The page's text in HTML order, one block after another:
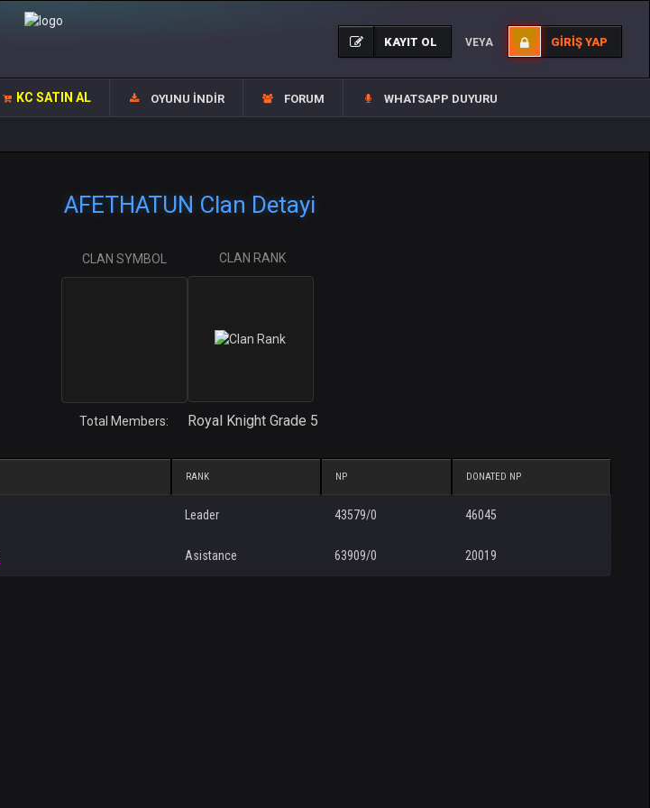
KAYIT OL VEYA GIRIŞ YAP
KC SATIN AL OYUNU İNDIR FORUM WHATSAPP DUYURU
AFETHATUN Clan Detayi
CLAN SYMBOL
Total Members:
CLAN RANK
Royal Knight Grade 5
RANK NP DONATED NP
Leader 43579/0 46045
Asistance 63909/0 20019